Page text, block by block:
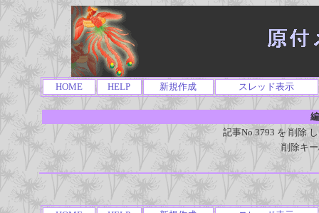
HOME HELP 新規作成 スレッド表示
記事No.3793 を 削除
削除キ